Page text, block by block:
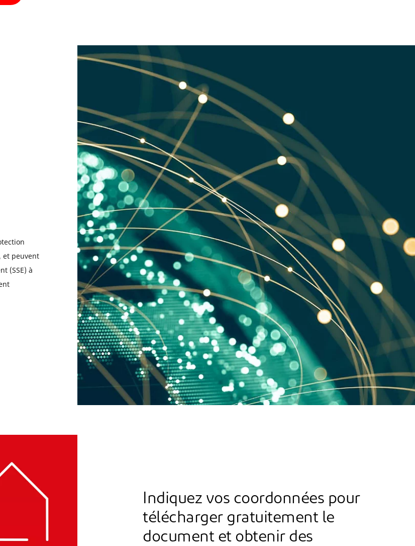
et peuvent
(SSE) à
Indiquez vos coordonnées pour
télécharger gratuitement le
document et obtenir des